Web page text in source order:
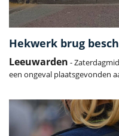
Hekwerk brug
Leeuwarden -
een ongeval plaatsgevonden